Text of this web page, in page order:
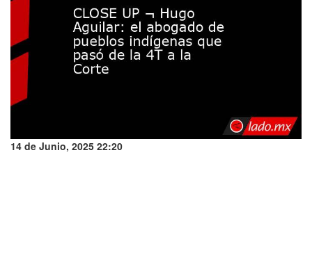
14 de Junio, 2025 22:20